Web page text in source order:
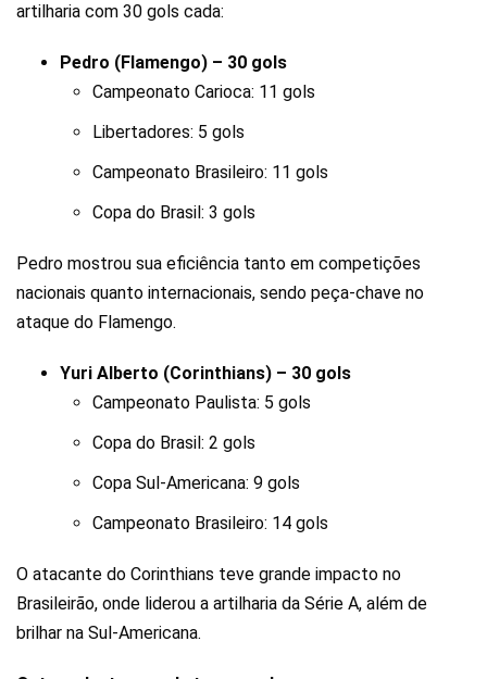
artilharia com 30 gols cada:
Pedro (Flamengo) – 30 gols
Campeonato Carioca: 11 gols
Libertadores: 5 gols
Campeonato Brasileiro: 11 gols
Copa do Brasil: 3 gols
Pedro mostrou sua eficiência tanto em competições
nacionais quanto internacionais, sendo peça-chave no
ataque do Flamengo.
Yuri Alberto (Corinthians) – 30 gols
Campeonato Paulista: 5 gols
Copa do Brasil: 2 gols
Copa Sul-Americana: 9 gols
Campeonato Brasileiro: 14 gols
O atacante do Corinthians teve grande impacto no
Brasileirão, onde liderou a artilharia da Série A, além de
brilhar na Sul-Americana.